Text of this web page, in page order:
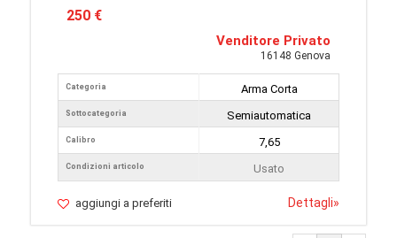
250 €
Venditore Privato
16148 Genova
Categoria
Sottocategoria
Calibro
Condizioni articolo
Arma Corta
Semiautomatica
7,65
Usato
aggiungi a preferiti Dettagli»